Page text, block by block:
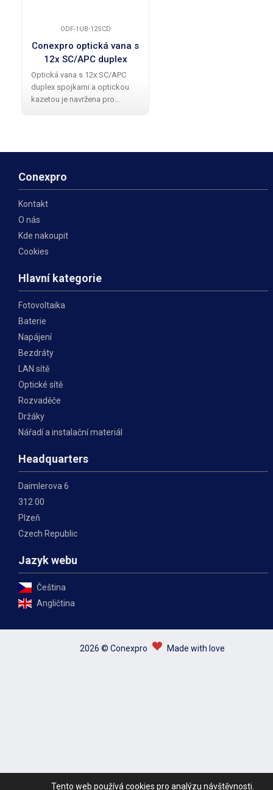
ODF-1UB-12SCD
Conexpro optická vana s
12x SC/APC duplex
adaptéry a kazetou, 1U,
19"
Optická vana s 12x SC/APC
duplex spojkami a optickou
kazetou je navržena pro
Conexpro
Kontakt
O nás
Kde nakoupit
Cookies
Hlavní kategorie
Fotovoltaika
Baterie
Napájení
Bezdráty
LAN sítě
Optické sítě
Rozvaděče
Držáky
Nářadí a instalační materiál
Headquarters
Daimlerova 6
312 00
Plzeň
Czech Republic
Jazyk webu
Čeština
Angličtina
2026 © Conexpro Made with love
Tento web používá cookies pro analýzu návštěvnosti.